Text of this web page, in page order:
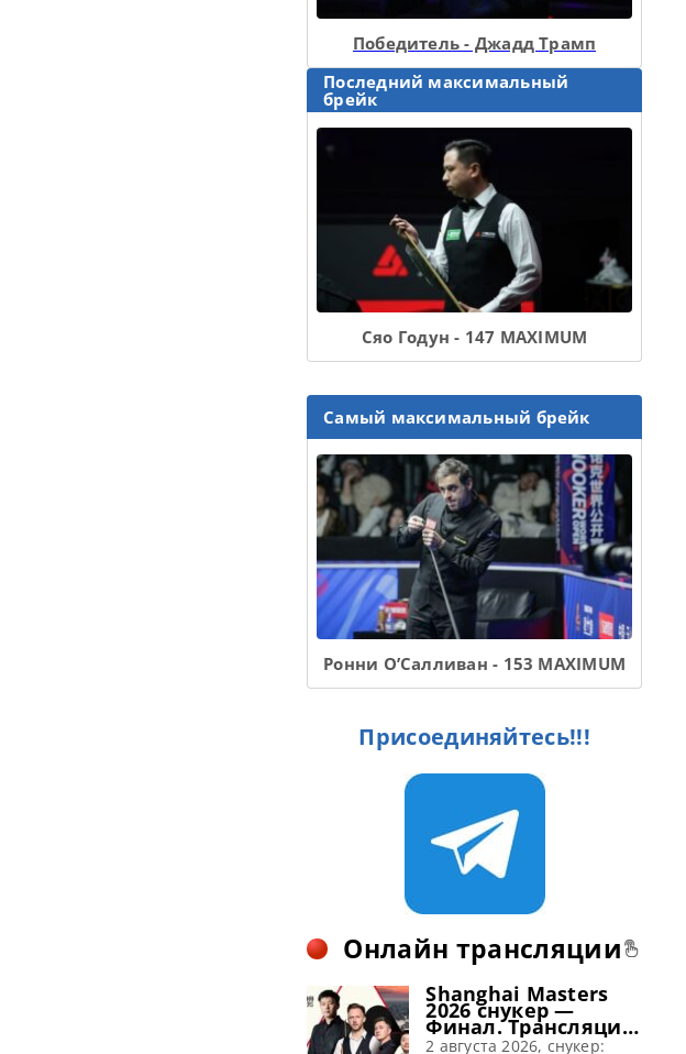
Победитель - Джадд Трамп
Последний максимальный
брейк
Сяо Годун - 147 MAXIMUM
Самый максимальный брейк
Ронни О’Салливан - 153 MAXIMUM
Присоединяйтесь!!!
Онлайн трансляции
Shanghai Masters
2026 снукер —
Финал. Трансляции
расписание
2 августа 2026, снукер: